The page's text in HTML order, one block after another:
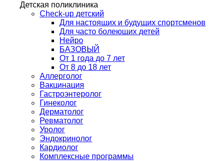
Детская поликлиника
Check-up детский
Для настоящих и будущих спортсменов
Для часто болеющих детей
Нейро
БАЗОВЫЙ
От 1 года до 7 лет
От 8 до 18 лет
Аллерголог
Вакцинация
Гастроэнтеролог
Гинеколог
Дерматолог
Ревматолог
Уролог
Эндокринолог
Кардиолог
Комплексные программы